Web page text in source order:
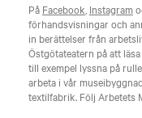
På Facebook Instagram
förhandsvisningar och
in berättelser från
Östgötateatern på att
till exempel lyssna på
arbeta i vår
textilfabrik. Följ Arbetets